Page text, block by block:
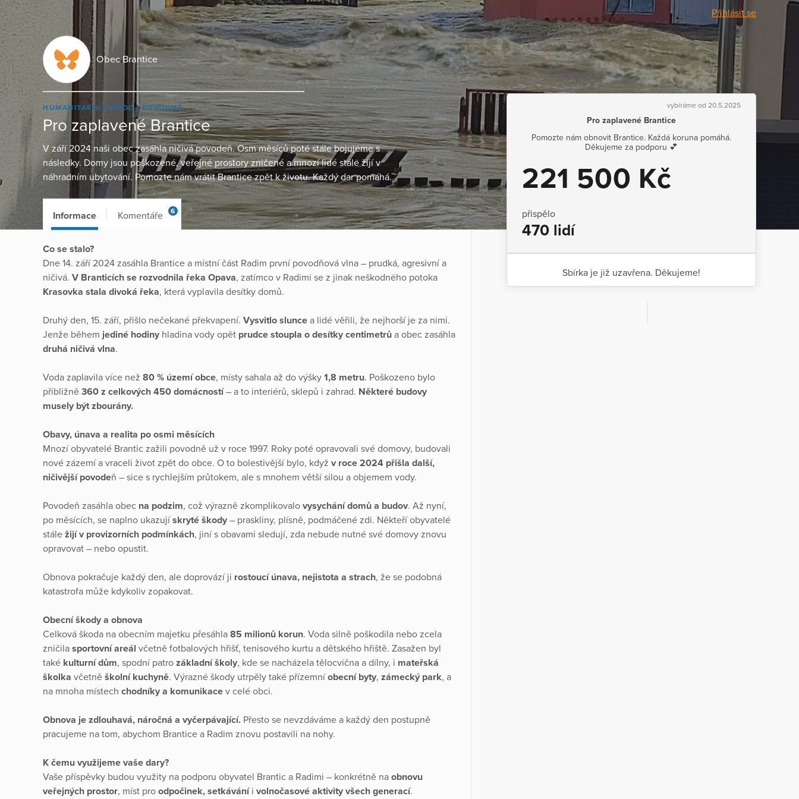
Přihlásit se
Obec Brantice
HUMANITÁRNÍ POMOC POVODNĚ
Pro zaplavené Brantice
V září 2024 naši obec zasáhla ničivá povodeň. Osm měsíců poté stále bojujeme s
následky. Domy jsou poškozené, veřejné prostory zničené a mnozí lidé stále žijí v
náhradním ubytování. Pomozte nám vrátit Brantice zpět k životu. Každý dar pomáhá.
vybíráme od 20.5.2025
Pro zaplavené Brantice
Pomozte nám obnovit Brantice. Každá koruna pomáhá.
Děkujeme za podporu 💕
221 500 Kč
přispělo
470 lidí
Sbírka je již uzavřena. Děkujeme!
Informace Komentáře 6
Co se stalo?
Dne 14. září 2024 zasáhla Brantice a místní část Radim první povodňová vlna – prudká, agresivní a
ničivá. V Branticích se rozvodnila řeka Opava, zatímco v Radimi se z jinak neškodného potoka
Krasovka stala divoká řeka, která vyplavila desítky domů.
Druhý den, 15. září, přišlo nečekané překvapení. Vysvitlo slunce a lidé věřili, že nejhorší je za nimi.
Jenže během jediné hodiny hladina vody opět prudce stoupla o desítky centimetrů a obec zasáhla
druhá ničivá vlna.
Voda zaplavila více než 80 % území obce, místy sahala až do výšky 1,8 metru. Poškozeno bylo
přibližně 360 z celkových 450 domácností– a to interiérů, sklepů i zahrad. Některé budovy
musely být zbourány.
Obavy, únava a realita po osmi měsících
Mnozí obyvatelé Brantic zažili povodně už v roce 1997. Roky poté opravovali své domovy, budovali
nové zázemí a vraceli život zpět do obce. O to bolestivější bylo, když v roce 2024 přišla další,
ničivější povodeň – sice s rychlejším průtokem, ale s mnohem větší silou a objemem vody.
Povodeň zasáhla obec na podzim, což výrazně zkomplikovalo vysychání domů a budov. Až nyní,
po měsících, se naplno ukazujískryté škody – praskliny, plísně, podmáčené zdi. Někteří obyvatelé
stále žijí v provizorních podmínkách, jiní s obavami sledují, zda nebude nutné své domovy znovu
opravovat – nebo opustit.
Obnova pokračuje každý den, ale doprovází ji rostoucí únava, nejistota a strach, že se podobná
katastrofa může kdykoliv zopakovat.
Obecní škody a obnova
Celková škoda na obecním majetku přesáhla 85 milionů korun. Voda silně poškodila nebo zcela
zničila sportovní areál včetně fotbalových hřišť, tenisového kurtu a dětského hřiště. Zasažen byl
také kulturní dům, spodní patro základní školy, kde se nacházela tělocvična a dílny, i mateřská
školka včetně školní kuchyně. Výrazné škody utrpěly také přízemníobecní byty, zámecký park, a
na mnoha místech chodníky a komunikace v celé obci.
Obnova je zdlouhavá, náročná a vyčerpávající. Přesto se nevzdáváme a každý den postupně
pracujeme na tom, abychom Brantice a Radim znovu postavili na nohy.
K čemu využijeme vaše dary?
Vaše příspěvky budou využity na podporu obyvatel Brantic a Radimi – konkrétně na obnovu
veřejných prostor, míst pro odpočinek, setkáváníi volnočasové aktivity všech generací.